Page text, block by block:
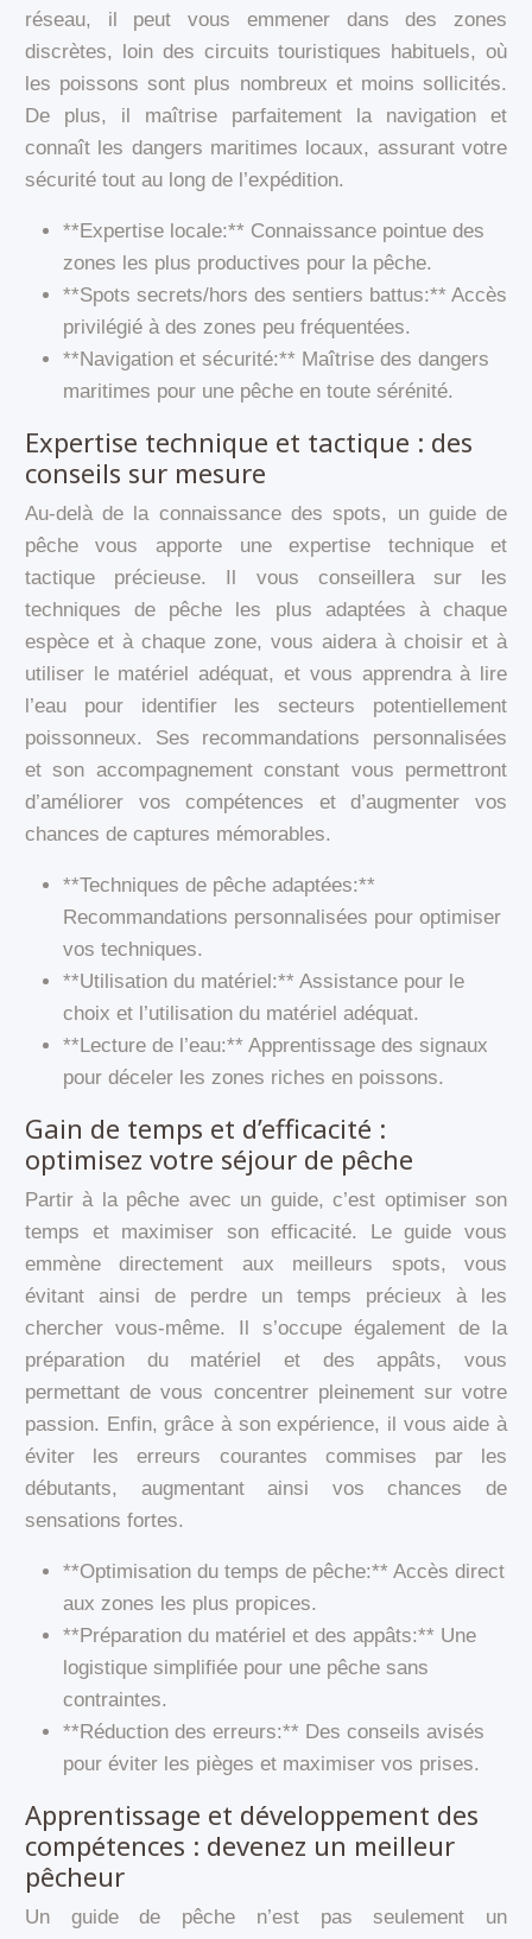
réseau, il peut vous emmener dans des zones
discrètes, loin des circuits touristiques habituels, où
les poissons sont plus nombreux et moins sollicités.
De plus, il maîtrise parfaitement la navigation et
connaît les dangers maritimes locaux, assurant votre
sécurité tout au long de l’expédition.
**Expertise locale:** Connaissance pointue des
zones les plus productives pour la pêche.
**Spots secrets/hors des sentiers battus:** Accès
privilégié à des zones peu fréquentées.
**Navigation et sécurité:** Maîtrise des dangers
maritimes pour une pêche en toute sérénité.
Expertise technique et tactique : des
conseils sur mesure
Au-delà de la connaissance des spots, un guide de
pêche vous apporte une expertise technique et
tactique précieuse. Il vous conseillera sur les
techniques de pêche les plus adaptées à chaque
espèce et à chaque zone, vous aidera à choisir et à
utiliser le matériel adéquat, et vous apprendra à lire
l’eau pour identifier les secteurs potentiellement
poissonneux. Ses recommandations personnalisées
et son accompagnement constant vous permettront
d’améliorer vos compétences et d’augmenter vos
chances de captures mémorables.
**Techniques de pêche adaptées:**
Recommandations personnalisées pour optimiser
vos techniques.
**Utilisation du matériel:** Assistance pour le
choix et l’utilisation du matériel adéquat.
**Lecture de l’eau:** Apprentissage des signaux
pour déceler les zones riches en poissons.
Gain de temps et d’efficacité :
optimisez votre séjour de pêche
Partir à la pêche avec un guide, c’est optimiser son
temps et maximiser son efficacité. Le guide vous
emmène directement aux meilleurs spots, vous
évitant ainsi de perdre un temps précieux à les
chercher vous-même. Il s’occupe également de la
préparation du matériel et des appâts, vous
permettant de vous concentrer pleinement sur votre
passion. Enfin, grâce à son expérience, il vous aide à
éviter les erreurs courantes commises par les
débutants, augmentant ainsi vos chances de
sensations fortes.
**Optimisation du temps de pêche:** Accès direct
aux zones les plus propices.
**Préparation du matériel et des appâts:** Une
logistique simplifiée pour une pêche sans
contraintes.
**Réduction des erreurs:** Des conseils avisés
pour éviter les pièges et maximiser vos prises.
Apprentissage et développement des
compétences : devenez un meilleur
pêcheur
Un guide de pêche n’est pas seulement un